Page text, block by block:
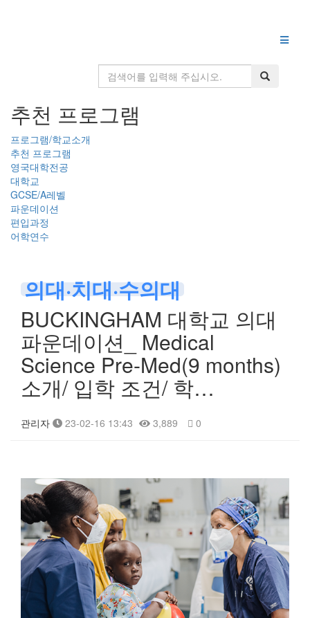
추천 프로그램
프로그램/학교소개
추천 프로그램
영국대학전공
대학교
GCSE/A레벨
파운데이션
편입과정
어학연수
의대·치대·수의대
BUCKINGHAM 대학교 의대
파운데이션_ Medical
Science Pre-Med(9 months)
소개/ 입학 조건/ 학…
관리자 23-02-16 13:43 3,889 0